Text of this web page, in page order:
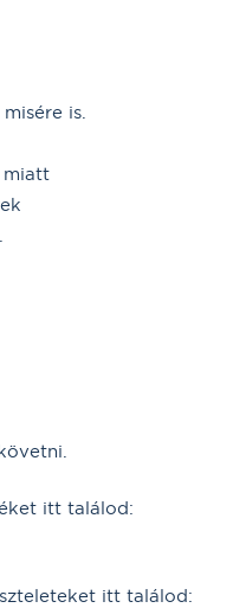
is.
miatt
itt találod:
itt találod: